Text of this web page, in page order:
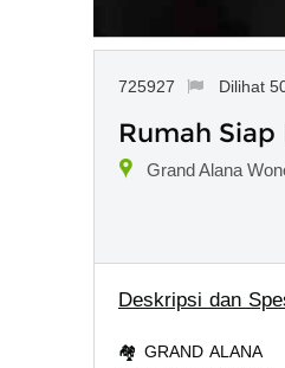
725927 Dilihat
Rumah
Grand Alana
Deskripsi dan
🏘️ GRAND ALANA